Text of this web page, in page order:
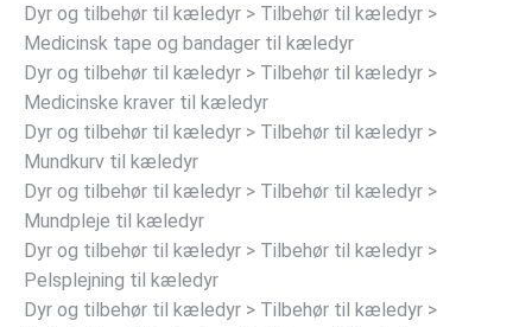
Dyr og tilbehør til kæledyr > Tilbehør til kæledyr >
Medicinsk tape og bandager til kæledyr
Dyr og tilbehør til kæledyr > Tilbehør til kæledyr >
Medicinske kraver til kæledyr
Dyr og tilbehør til kæledyr > Tilbehør til kæledyr >
Mundkurv til kæledyr
Dyr og tilbehør til kæledyr > Tilbehør til kæledyr >
Mundpleje til kæledyr
Dyr og tilbehør til kæledyr > Tilbehør til kæledyr >
Pelsplejning til kæledyr
Dyr og tilbehør til kæledyr > Tilbehør til kæledyr >